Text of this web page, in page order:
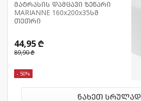
მატრასის დამცავი ზეწარი
MARIANNE 160x200x35სმ
თეთრი
44,95 ₾
89,90 ₾
- 50%
ნახეთ სრულად